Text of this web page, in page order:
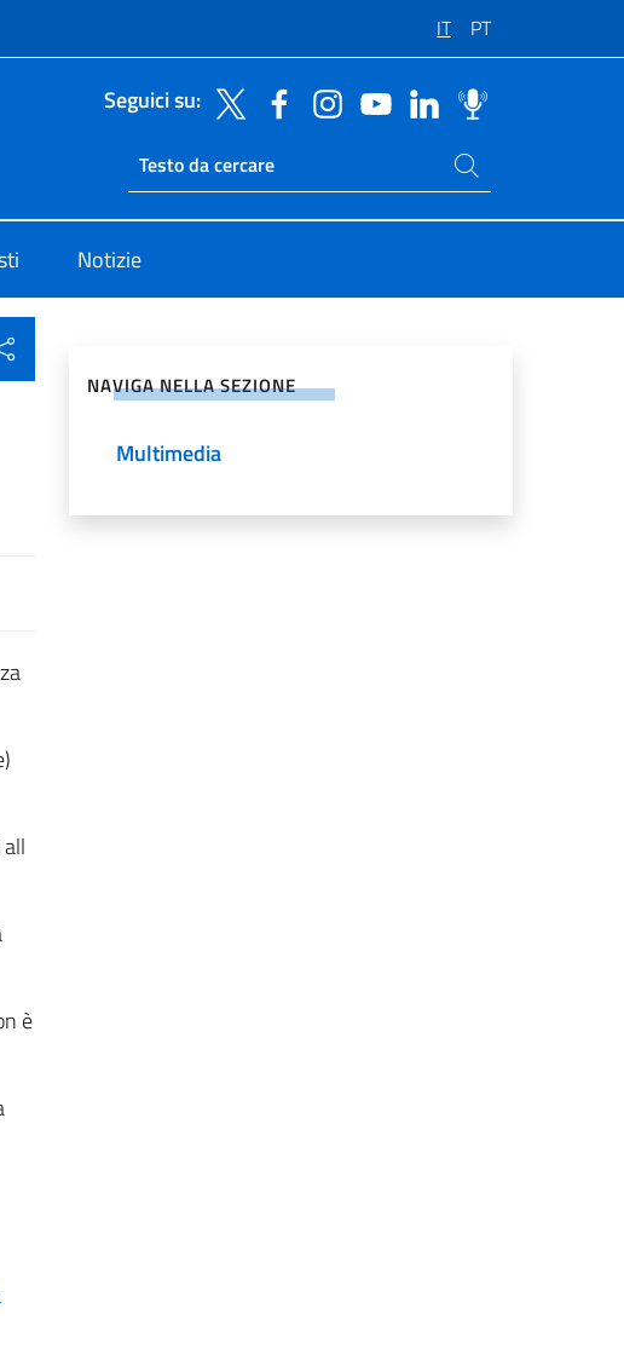
IT PT
Seguici su:
Ricerca sito live
Cerca nel sito
Notizie
è
NAVIGA NELLA SEZIONE
Multimedia